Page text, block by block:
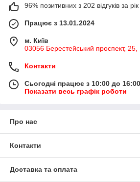
96% позитивних з 202 відгуків за рік
Працює з 13.01.2024
м. Київ
03056 Берестейський проспект, 25,
Контакти
Сьогодні працює з 10:00 до 16:00
Показати весь графік роботи
Про нас
Контакти
Доставка та оплата